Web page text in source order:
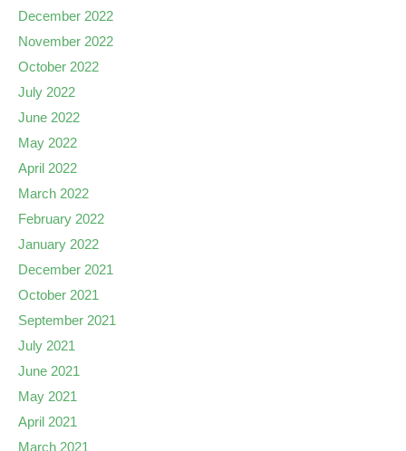
December 2022
November 2022
October 2022
July 2022
June 2022
May 2022
April 2022
March 2022
February 2022
January 2022
December 2021
October 2021
September 2021
July 2021
June 2021
May 2021
April 2021
March 2021